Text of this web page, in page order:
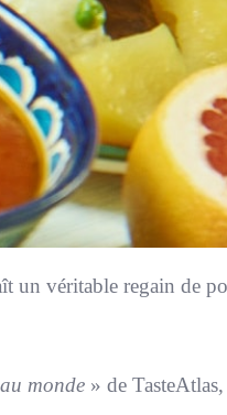
un véritable regain de
monde » de